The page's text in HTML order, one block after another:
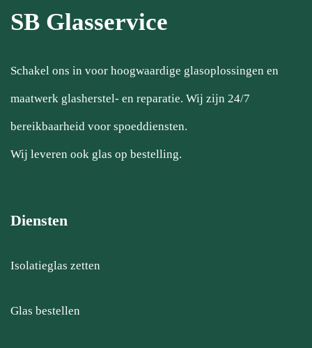
SB Glasservice
Schakel ons in voor hoogwaardige glasoplossingen en
maatwerk glasherstel- en reparatie. Wij zijn 24/7
bereikbaarheid voor spoeddiensten.
Wij leveren ook glas op bestelling.
Diensten
Isolatieglas zetten
Glas bestellen